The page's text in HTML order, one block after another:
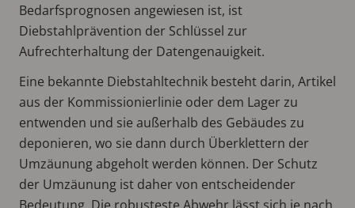
Bedarfsprognosen angewiesen ist, ist
Diebstahlprävention der Schlüssel zur
Aufrechterhaltung der Datengenauigkeit.
Eine bekannte Diebstahltechnik besteht darin, Artikel
aus der Kommissionierlinie oder dem Lager zu
entwenden und sie außerhalb des Gebäudes zu
deponieren, wo sie dann durch Überklettern der
Umzäunung abgeholt werden können. Der Schutz
der Umzäunung ist daher von entscheidender
Bedeutung. Die robusteste Abwehr lässt sich je nach